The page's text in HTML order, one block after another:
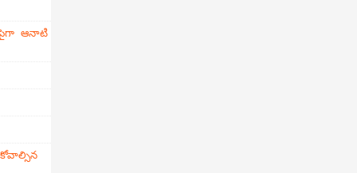
పైగా ఆనాటి